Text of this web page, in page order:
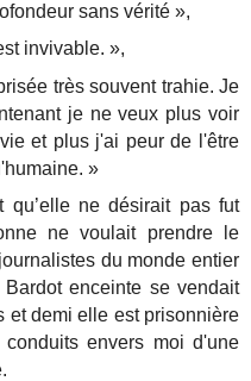
sans vérité »,
invivable. »,
très souvent trahie. Je
je ne veux plus voir
et plus j'ai peur de l'être
»
qu’elle ne désirait pas fut
ne voulait prendre le
du monde entier
enceinte se vendait
et demi elle est prisonnière
envers moi d'une